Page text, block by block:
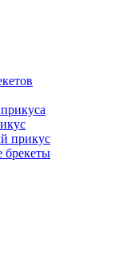
прикус
брекеты